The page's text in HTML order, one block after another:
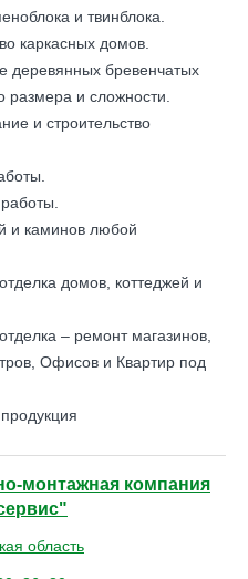
и твинблока.
каркасных домов.
деревянных бревенчатых
размера и сложности.
и строительство
и каминов любой
домов, коттеджей и
– ремонт магазинов,
Офисов и Квартир под
монтажная компания
область